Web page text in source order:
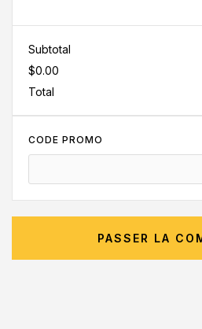
Subtotal
$0.00
Total
CODE PROMO
PASSER LA